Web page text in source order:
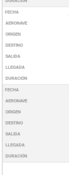
FECHA
AERONAVE
ORIGEN
DESTINO
SALIDA
LLEGADA
DURACIÓN
FECHA
AERONAVE
ORIGEN
DESTINO
SALIDA
LLEGADA
DURACIÓN